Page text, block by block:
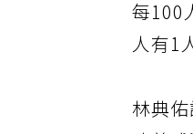
每100
人有1
林典